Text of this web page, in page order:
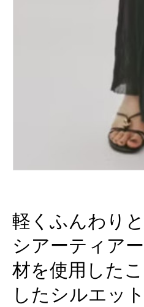
軽くふんわり
シアーティア
材を使用した
したシルエッ